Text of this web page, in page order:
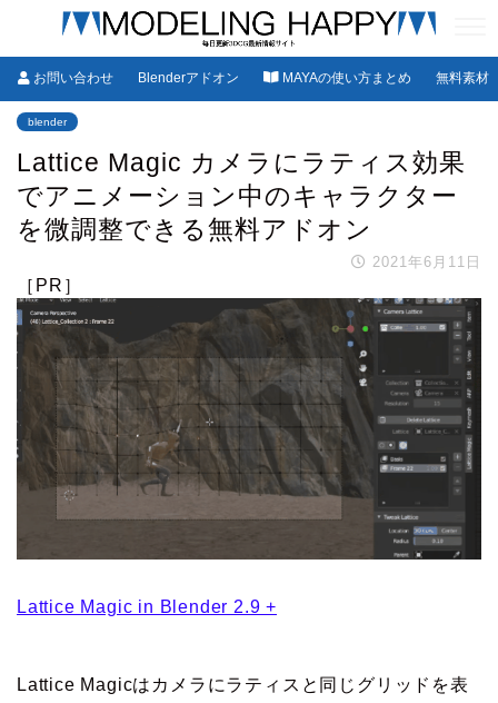
お問い合わせ Blenderアドオン MAYAの使い方まとめ 無料素材
blender
Lattice Magic カメラにラティス効果
でアニメーション中のキャラクター
を微調整できる無料アドオン
2021年6月11日
［PR］
Lattice Magic in Blender 2.9 +
Lattice Magicはカメラにラティスと同じグリッドを表